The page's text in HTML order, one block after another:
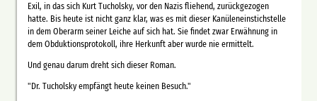
Exil, in das sich Kurt Tucholsky, vor den Nazis fliehend, zurückgezogen
hatte. Bis heute ist nicht ganz klar, was es mit dieser Kanüleneinstichstelle
in dem Oberarm seiner Leiche auf sich hat. Sie findet zwar Erwähnung in
dem Obduktionsprotokoll, ihre Herkunft aber wurde nie ermittelt.
Und genau darum dreht sich dieser Roman.
"Dr. Tucholsky empfängt heute keinen Besuch."